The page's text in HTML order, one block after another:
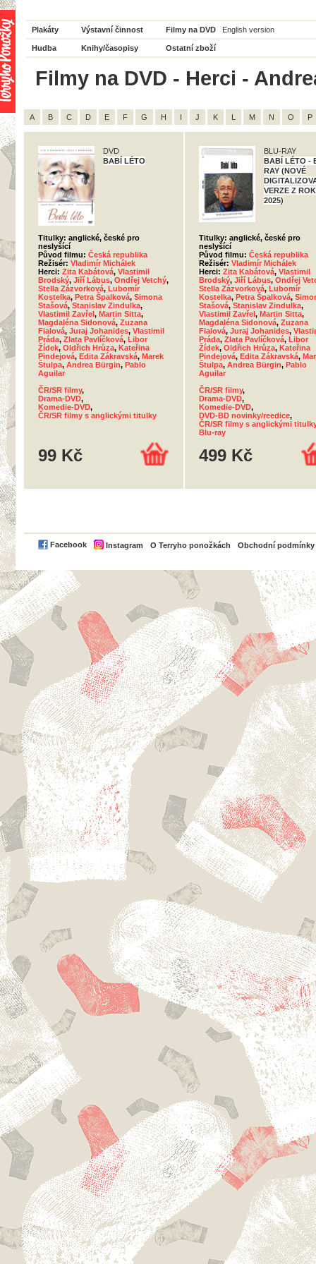
Plakáty Výstavní činnost Filmy na DVD English version
Hudba Knihy/časopisy Ostatní zboží
Filmy na DVD - Herci -
A B C D E F G H I J K L M N O P
DVD
BABÍ LÉTO
Titulky: anglické, české pro
neslyšící
Původ filmu: Česká republika
Režisér: Vladimír Michálek
Herci: Zita Kabátová, Vlastimil
Brodský, Jiří Lábus, Ondřej Vetchý,
Stella Zázvorková, Lubomír
Kostelka, Petra Špalková, Simona
Stašová, Stanislav Zindulka,
Vlastimil Zavřel, Martin Sitta,
Magdaléna Sidonová, Zuzana
Fialová, Juraj Johanides, Vlastimil
Práda, Zlata Pavlíčková, Libor
Žídek, Oldřich Hrůza, Kateřina
Pindejová, Edita Zákravská, Marek
Štulpa, Andrea Bürgin, Pablo
Aguilar
ČR/SR filmy,
Drama-DVD,
Komedie-DVD,
ČR/SR filmy s anglickými titulky
99 Kč
BLU-RAY
BABÍ LÉTO -
RAY (NOVÉ
VERZE Z
2025)
Titulky: anglické, české pro
neslyšící
Původ filmu: Česká republika
Režisér: Vladimír Michálek
Herci: Zita Kabátová, Vlastimil
Brodský, Jiří Lábus, Ondřej
Stella Zázvorková, Lubomír
Kostelka, Petra Špalková,
Stašová, Stanislav Zindulka,
Vlastimil Zavřel, Martin Sitta,
Magdaléna Sidonová, Zuzana
Fialová, Juraj Johanides,
Práda, Zlata Pavlíčková, Libor
Žídek, Oldřich Hrůza, Kateřina
Pindejová, Edita Zákravská,
Štulpa, Andrea Bürgin, Pablo
Aguilar
ČR/SR filmy,
Drama-DVD,
Komedie-DVD,
DVD-BD novinky/reedice,
ČR/SR filmy s anglickými titulky
Blu-ray
499 Kč
Facebook Instagram O Terryho ponožkách Obchodní podmínky
PayPal